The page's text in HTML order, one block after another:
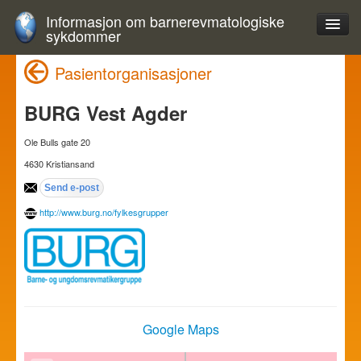
Informasjon om barnerevmatologiske
sykdommer
Pasientorganisasjoner
BURG Vest Agder
Ole Bulls gate 20
4630 Kristiansand
http://www.burg.no/fylkesgrupper
Google Maps